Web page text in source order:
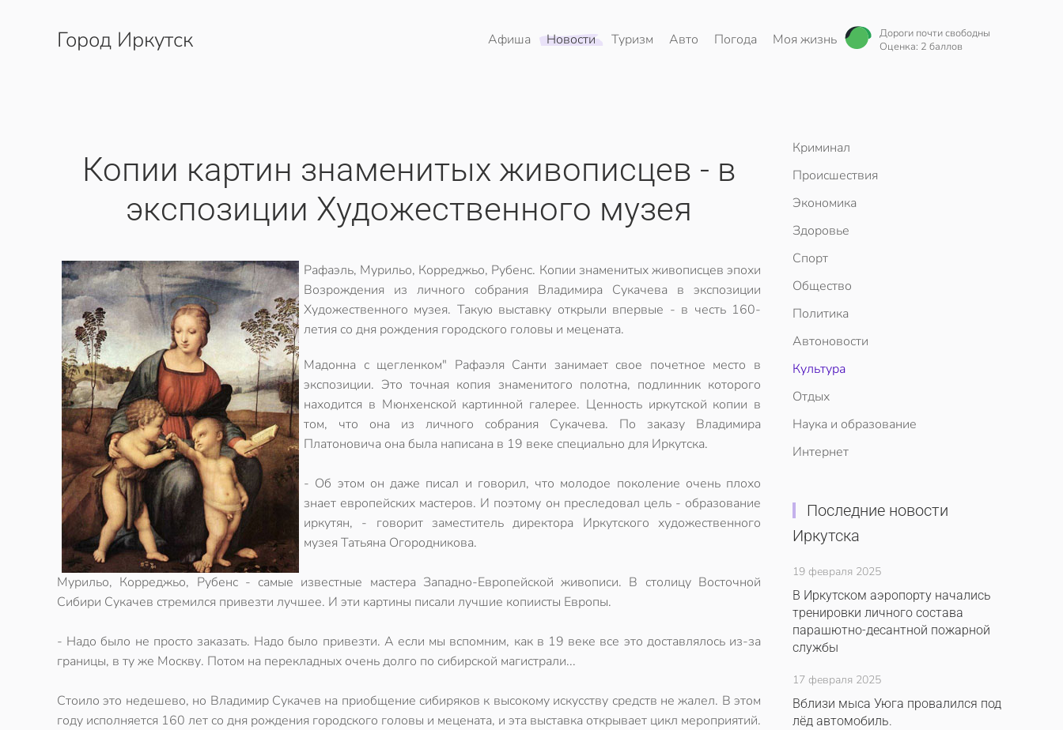
Перейти к содержимому
Город Иркутск Афиша Новости Туризм Авто Погода Моя жизнь
Дороги почти свободны
Оценка: 2 баллов
Копии картин знаменитых живописцев - в
экспозиции Художественного музея
Рафаэль, Мурильо, Корреджьо, Рубенс. Копии знаменитых живописцев эпохи
Возрождения из личного собрания Владимира Сукачева в экспозиции
Художественного музея. Такую выставку открыли впервые - в честь 160-
летия со дня рождения городского головы и мецената.
Мадонна с щегленком" Рафаэля Санти занимает свое почетное место в
экспозиции. Это точная копия знаменитого полотна, подлинник которого
находится в Мюнхенской картинной галерее. Ценность иркутской копии в
том, что она из личного собрания Сукачева. По заказу Владимира
Платоновича она была написана в 19 веке специально для Иркутска.
- Об этом он даже писал и говорил, что молодое поколение очень плохо
знает европейских мастеров. И поэтому он преследовал цель - образование
иркутян, - говорит заместитель директора Иркутского художественного
музея Татьяна Огородникова.
Мурильо, Корреджьо, Рубенс - самые известные мастера Западно-Европейской живописи. В столицу Восточной
Сибири Сукачев стремился привезти лучшее. И эти картины писали лучшие копиисты Европы.
- Надо было не просто заказать. Надо было привезти. А если мы вспомним, как в 19 веке все это доставлялось из-за
границы, в ту же Москву. Потом на перекладных очень долго по сибирской магистрали...
Стоило это недешево, но Владимир Сукачев на приобщение сибиряков к высокому искусству средств не жалел. В этом
году исполняется 160 лет со дня рождения городского головы и мецената, и эта выставка открывает цикл мероприятий.
Криминал
Происшествия
Экономика
Здоровье
Спорт
Общество
Политика
Автоновости
Культура
Отдых
Наука и образование
Интернет
Последние новости
Иркутска
19 февраля 2025
В Иркутском аэропорту начались
тренировки личного состава
парашютно-десантной пожарной
службы
17 февраля 2025
Вблизи мыса Уюга провалился под
лёд автомобиль.